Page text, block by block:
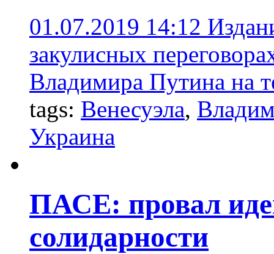
01.07.2019 14:12
закулисных
Владимира Путина на
tags: Венесуэла,
Украина
ПАСЕ: провал
солидарности